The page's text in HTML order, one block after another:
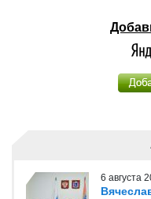
6 августа